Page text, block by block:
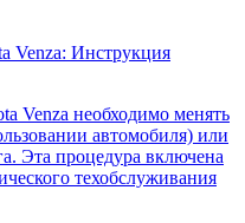
Venza: Инструкция
Venza необходимо менять
автомобиля) или
Эта процедура включена
техобслуживания